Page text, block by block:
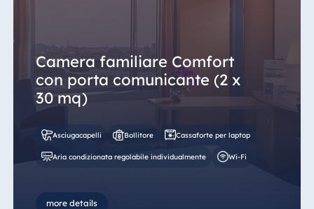
Camera familiare Comfort
con porta comunicante (2 x
30 mq)
Asciugacapelli Bollitore Cassaforte per laptop
Aria condizionata regolabile individualmente Wi-Fi
more details